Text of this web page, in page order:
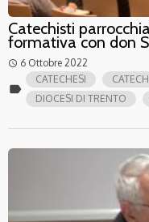
Catechisti
formativa con don
access_time 6 Ottobre 2022
label
CATECHESI
DIOCESI DI TRENTO